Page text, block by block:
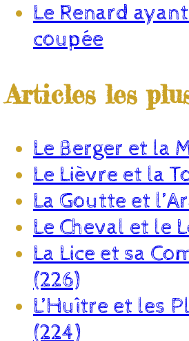
Le Renard
coupée
Articles les
Le Berger et la
Le Lièvre et la
La Goutte et
Le Cheval et le
La Lice et sa
(226)
L’Huître et les
(224)